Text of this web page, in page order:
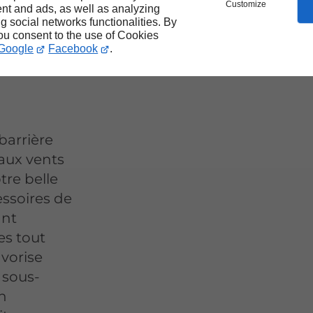
and ads, as well as analyzing
social networks functionalities. By
consent to the use of Cookies
Facebook .
Customize
vents
belle
de
tout